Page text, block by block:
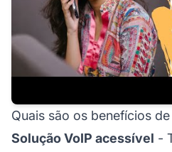
Quais são os benefícios
Solução VoIP acessível -